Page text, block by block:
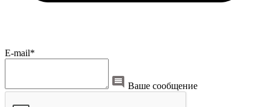
E-mail*
Ваше сообщение